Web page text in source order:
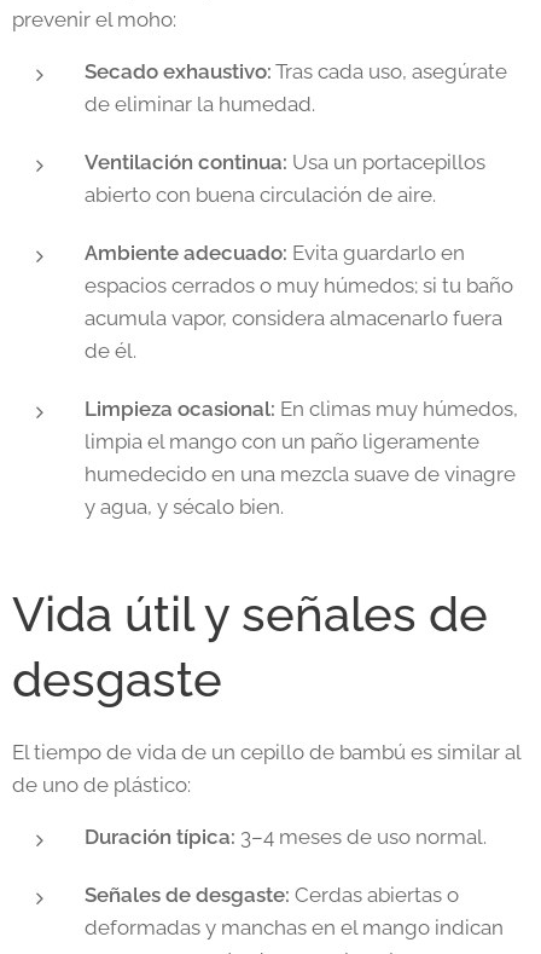
prevenir el moho:
Secado exhaustivo: Tras cada uso, asegúrate
de eliminar la humedad.
Ventilación continua: Usa un portacepillos
abierto con buena circulación de aire.
Ambiente adecuado: Evita guardarlo en
espacios cerrados o muy húmedos; si tu baño
acumula vapor, considera almacenarlo fuera
de él.
Limpieza ocasional: En climas muy húmedos,
limpia el mango con un paño ligeramente
humedecido en una mezcla suave de vinagre
y agua, y sécalo bien.
Vida útil y señales de
desgaste
El tiempo de vida de un cepillo de bambú es similar al
de uno de plástico:
Duración típica: 3–4 meses de uso normal.
Señales de desgaste: Cerdas abiertas o
deformadas y manchas en el mango indican